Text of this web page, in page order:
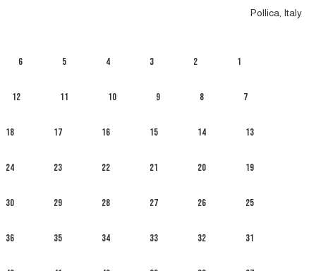
Pollica, Italy
1
2
3
4
5
6
7
8
9
10
11
12
13
14
15
16
17
18
19
20
21
22
23
24
25
26
27
28
29
30
31
32
33
34
35
36